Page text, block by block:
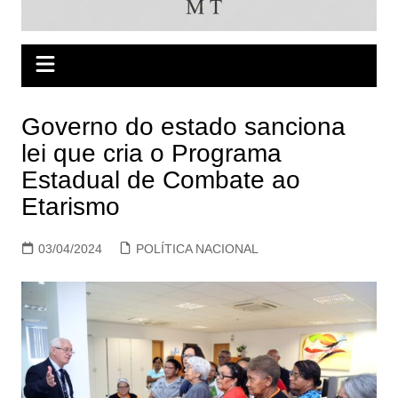
Governo do estado sanciona
lei que cria o Programa
Estadual de Combate ao
Etarismo
03/04/2024 POLÍTICA NACIONAL